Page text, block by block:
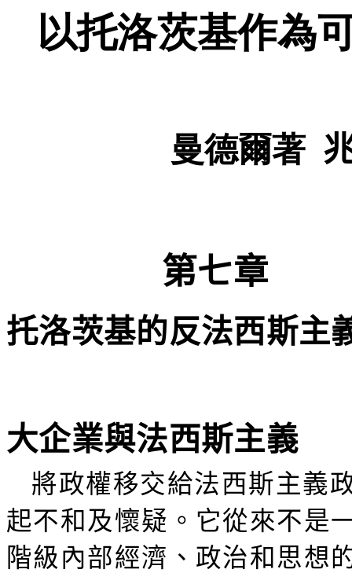
以托洛茨基作為
曼德爾著
第七章
托洛茨基的反法西斯主
大企業與法西斯主義
將政權移交給法西斯主義
起不和及懷疑。它從來不是
階級內部經濟、政治和思想